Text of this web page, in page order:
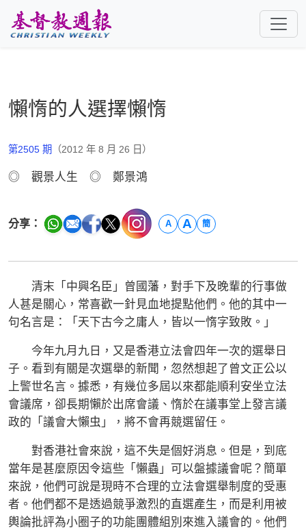
懶惰的人選擇懶惰
第2505 期 （2012 年 8 月 26 日）
◎ 觀景人生 ◎ 鄭景鴻
分享： A A 簡
清末「中興名臣」曾國藩，對手下及晚輩的行事做
人甚是關心，常喜歡一針見血地提點他們。他的其中一
句名言是：「天下古今之庸人，皆以一惰字致敗。」
今年九月九日，又是香港立法會四年一次的選舉日
子。看到有關是次選舉的新聞，忽然想起了曾文正公以
上警世名言。據悉，有幾位多屆以來都能順利安坐立法
會議席，卻長期懶於出席會議、惰於在議事堂上發言議
政的「議會大懶虫」，將不會再競選留任。
對香港社會來說，這不失是個好消息。但是，到底
當年是甚麼原因令這些「懶蟲」可以盤據議會呢？簡單
來說，他們可說是現時不合理的立法會選舉制度的受惠
者。他們都不是透過競爭激烈的直選產生，而是利用被
輿論批評為小圈子的功能團體組別來進入議會的。他們